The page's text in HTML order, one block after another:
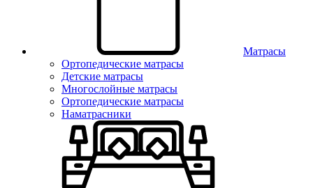
Матрасы
Ортопедические матрасы
Детские матрасы
Многослойные матрасы
Ортопедические матрасы
Наматрасники